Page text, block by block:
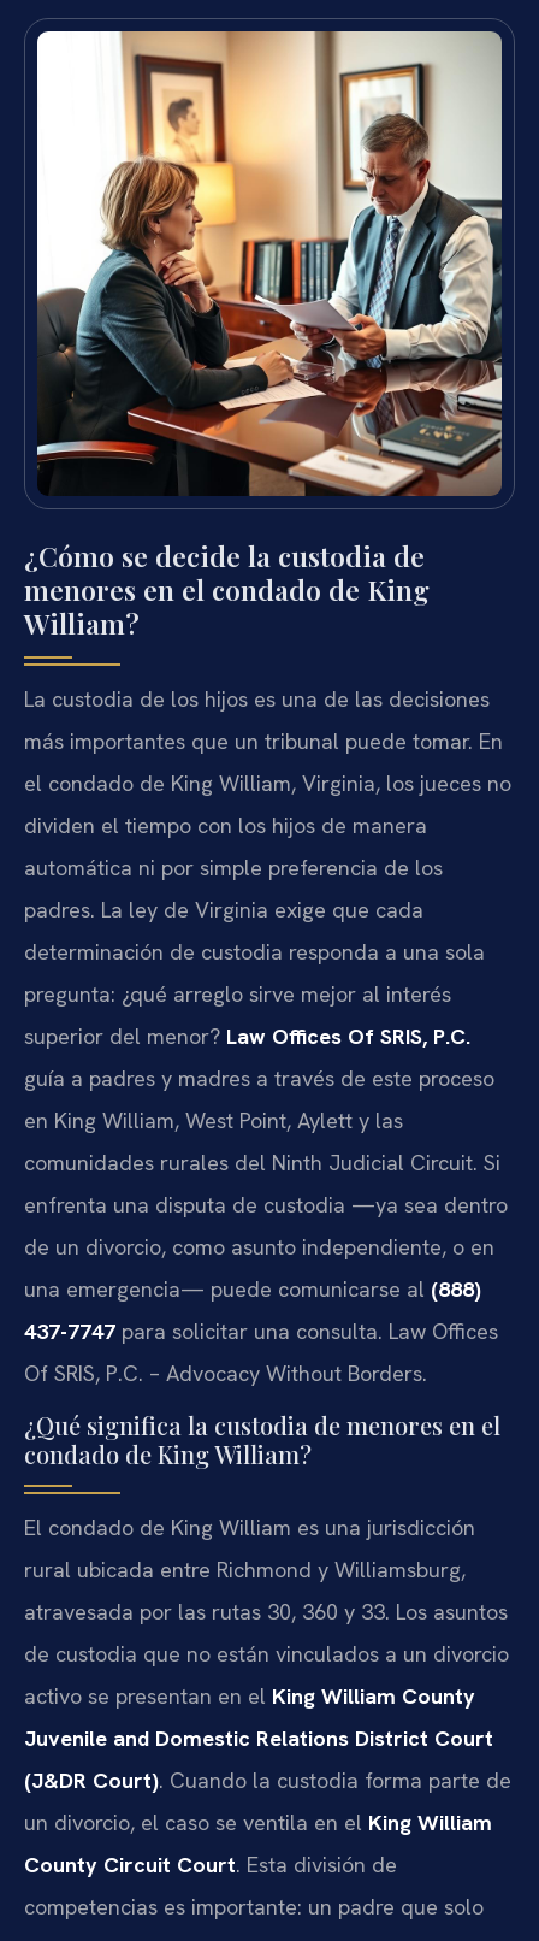
¿Cómo se decide la custodia de
menores en el condado de King
William?
La custodia de los hijos es una de las decisiones
más importantes que un tribunal puede tomar. En
el condado de King William, Virginia, los jueces no
dividen el tiempo con los hijos de manera
automática ni por simple preferencia de los
padres. La ley de Virginia exige que cada
determinación de custodia responda a una sola
pregunta: ¿qué arreglo sirve mejor al interés
superior del menor? Law Offices Of SRIS, P.C.
guía a padres y madres a través de este proceso
en King William, West Point, Aylett y las
comunidades rurales del Ninth Judicial Circuit. Si
enfrenta una disputa de custodia —ya sea dentro
de un divorcio, como asunto independiente, o en
una emergencia— puede comunicarse al (888)
437-7747 para solicitar una consulta. Law Offices
Of SRIS, P.C. – Advocacy Without Borders.
¿Qué significa la custodia de menores en el
condado de King William?
El condado de King William es una jurisdicción
rural ubicada entre Richmond y Williamsburg,
atravesada por las rutas 30, 360 y 33. Los asuntos
de custodia que no están vinculados a un divorcio
activo se presentan en el King William County
Juvenile and Domestic Relations District Court
(J&DR Court). Cuando la custodia forma parte de
un divorcio, el caso se ventila en el King William
County Circuit Court. Esta división de
competencias es importante: un padre que solo